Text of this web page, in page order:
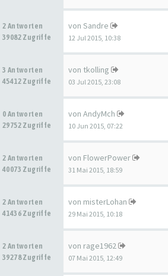
2 Antworten
39082 Zugriffe
von Sandre
12 Jul 2015, 10:38
3 Antworten
45412 Zugriffe
von tkolling
03 Jul 2015, 23:08
0 Antworten
29752 Zugriffe
von AndyMch
10 Jun 2015, 07:22
2 Antworten
40073 Zugriffe
von FlowerPower
31 Mai 2015, 18:59
2 Antworten
41436 Zugriffe
von misterLohan
29 Mai 2015, 10:18
2 Antworten
39278 Zugriffe
von rage1962
07 Mai 2015, 12:49